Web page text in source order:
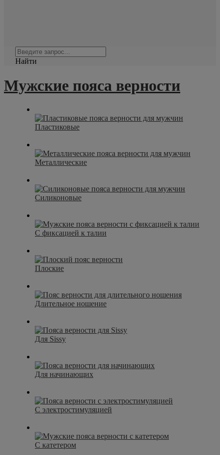
Найти
Мужские пояса верности
Пластиковые
Металлические
Силиконовые
С фиксацией к талии
Плоские
Длительное ношение
Для Sissy
Для начинающих
С электростимуляцией
С катетером